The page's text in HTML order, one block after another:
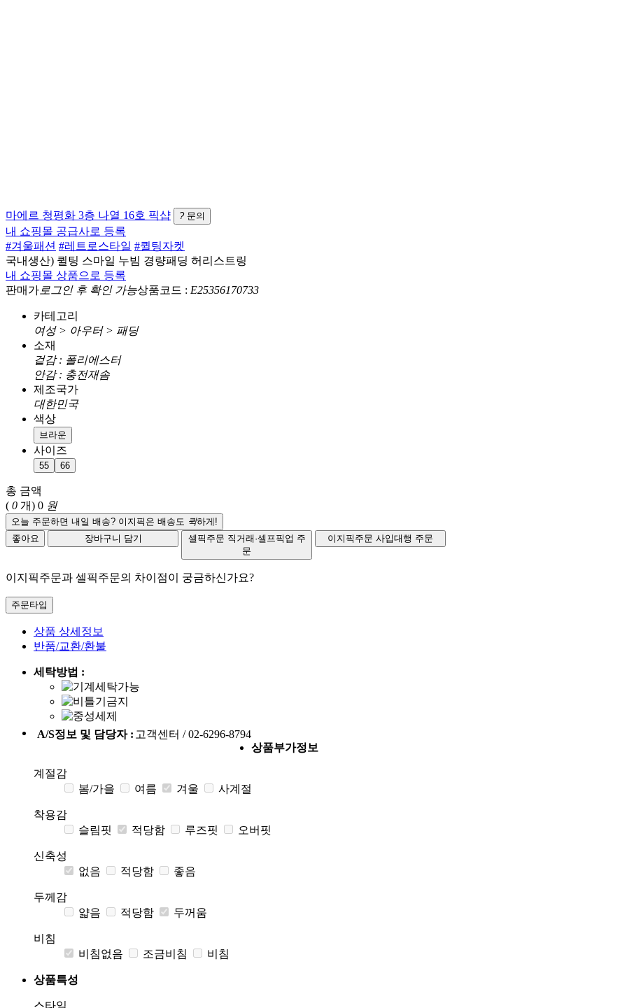
마에르 청평화 3층 나열 16호 픽샵 ? 문의
내 쇼핑몰 공급사로 등록
#겨울패션 #레트로스타일 #퀼팅자켓
국내생산) 퀼팅 스마일 누빔 경량패딩 허리스트링
내 쇼핑몰 상품으로 등록
판매가 로그인 후 확인 가능상품코드 : E25356170733
카테고리
여성 > 아우터 > 패딩
소재
겉감 : 폴리에스터
안감 : 충전재솜
제조국가
대한민국
색상
브라운
사이즈
55 66
총 금액
( 0 개) 0 원
오늘 주문하면 내일 배송? 이지픽은 배송도 퀵하게!
좋아요
장바구니 담기 셀픽주문 직거래·셀프픽업 주
문
이지픽주문 사입대행 주문
이지픽주문과 셀픽주문의 차이점이 궁금하신가요?
주문타입
상품 상세정보
반품/교환/환불
세탁방법 :
A/S정보 및 담당자 : 고객센터 / 02-6296-8794
상품부가정보
계절감
봄/가을
여름 겨울 사계절
착용감
슬림핏
적당함 루즈핏 오버핏
신축성
없음
적당함 좋음
두께감
얇음
적당함 두꺼움
비침
비침없음
조금비침 비침
상품특성
스타일